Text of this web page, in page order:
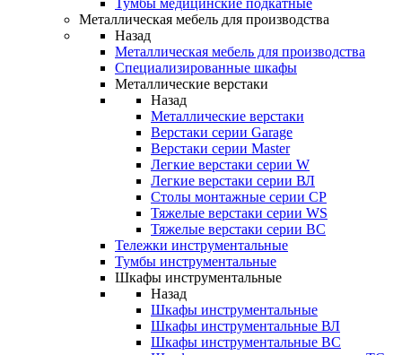
Тумбы медицинские подкатные
Металлическая мебель для производства
Назад
Металлическая мебель для производства
Cпециализированные шкафы
Металлические верстаки
Назад
Металлические верстаки
Верстаки серии Garage
Верстаки серии Master
Легкие верстаки серии W
Легкие верстаки серии ВЛ
Столы монтажные серии СР
Тяжелые верстаки серии WS
Тяжелые верстаки серии ВС
Тележки инструментальные
Тумбы инструментальные
Шкафы инструментальные
Назад
Шкафы инструментальные
Шкафы инструментальные ВЛ
Шкафы инструментальные ВС